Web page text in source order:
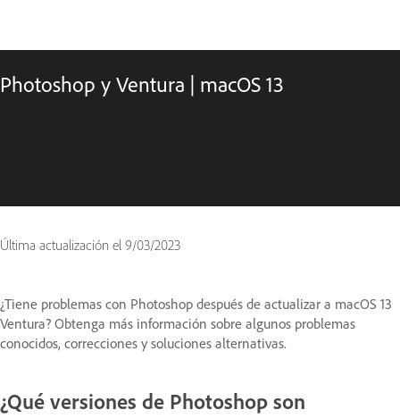
Photoshop y Ventura | macOS 13
Última actualización el 9/03/2023
¿Tiene problemas con Photoshop después de actualizar a macOS 13
Ventura? Obtenga más información sobre algunos problemas
conocidos, correcciones y soluciones alternativas.
¿Qué versiones de Photoshop son